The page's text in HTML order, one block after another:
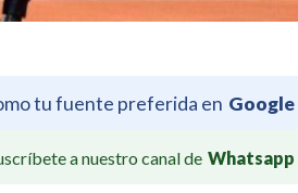
tu fuente preferida en Google
a nuestro canal de Whatsapp